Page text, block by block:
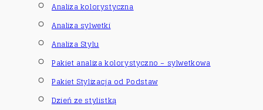
Analiza kolorystyczna
Analiza sylwetki
Analiza Stylu
Pakiet analiza kolorystyczno – sylwetkowa
Pakiet Stylizacja od Podstaw
Dzień ze stylistką